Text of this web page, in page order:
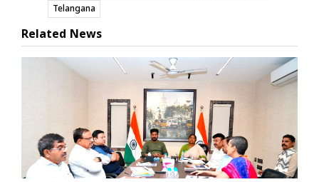
Telangana
Related News